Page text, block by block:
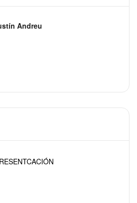
Andreu